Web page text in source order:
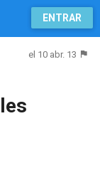
ENTRAR
el 10 abr. 13